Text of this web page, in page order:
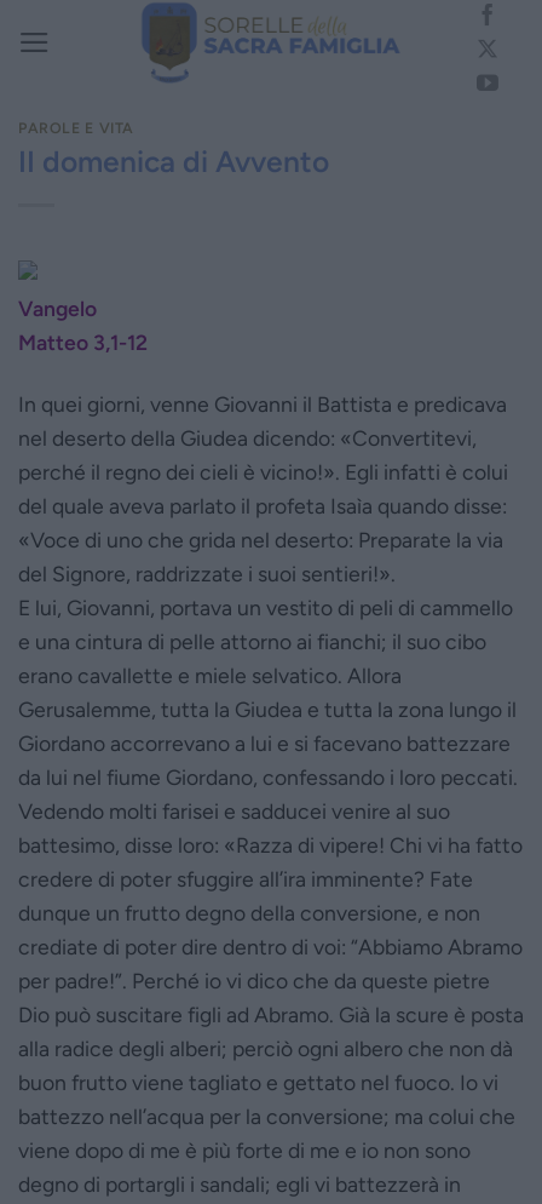
PAROLE E VITA
II domenica di Avvento
Vangelo
Matteo 3,1-12
In quei giorni, venne Giovanni il Battista e predicava
nel deserto della Giudea dicendo: «Convertitevi,
perché il regno dei cieli è vicino!». Egli infatti è colui
del quale aveva parlato il profeta Isaìa quando disse:
«Voce di uno che grida nel deserto: Preparate la via
del Signore, raddrizzate i suoi sentieri!».
E lui, Giovanni, portava un vestito di peli di cammello
e una cintura di pelle attorno ai fianchi; il suo cibo
erano cavallette e miele selvatico. Allora
Gerusalemme, tutta la Giudea e tutta la zona lungo il
Giordano accorrevano a lui e si facevano battezzare
da lui nel fiume Giordano, confessando i loro peccati.
Vedendo molti farisei e sadducei venire al suo
battesimo, disse loro: «Razza di vipere! Chi vi ha fatto
credere di poter sfuggire all’ira imminente? Fate
dunque un frutto degno della conversione, e non
crediate di poter dire dentro di voi: “Abbiamo Abramo
per padre!”. Perché io vi dico che da queste pietre
Dio può suscitare figli ad Abramo. Già la scure è posta
alla radice degli alberi; perciò ogni albero che non dà
buon frutto viene tagliato e gettato nel fuoco. Io vi
battezzo nell’acqua per la conversione; ma colui che
viene dopo di me è più forte di me e io non sono
degno di portargli i sandali; egli vi battezzerà in